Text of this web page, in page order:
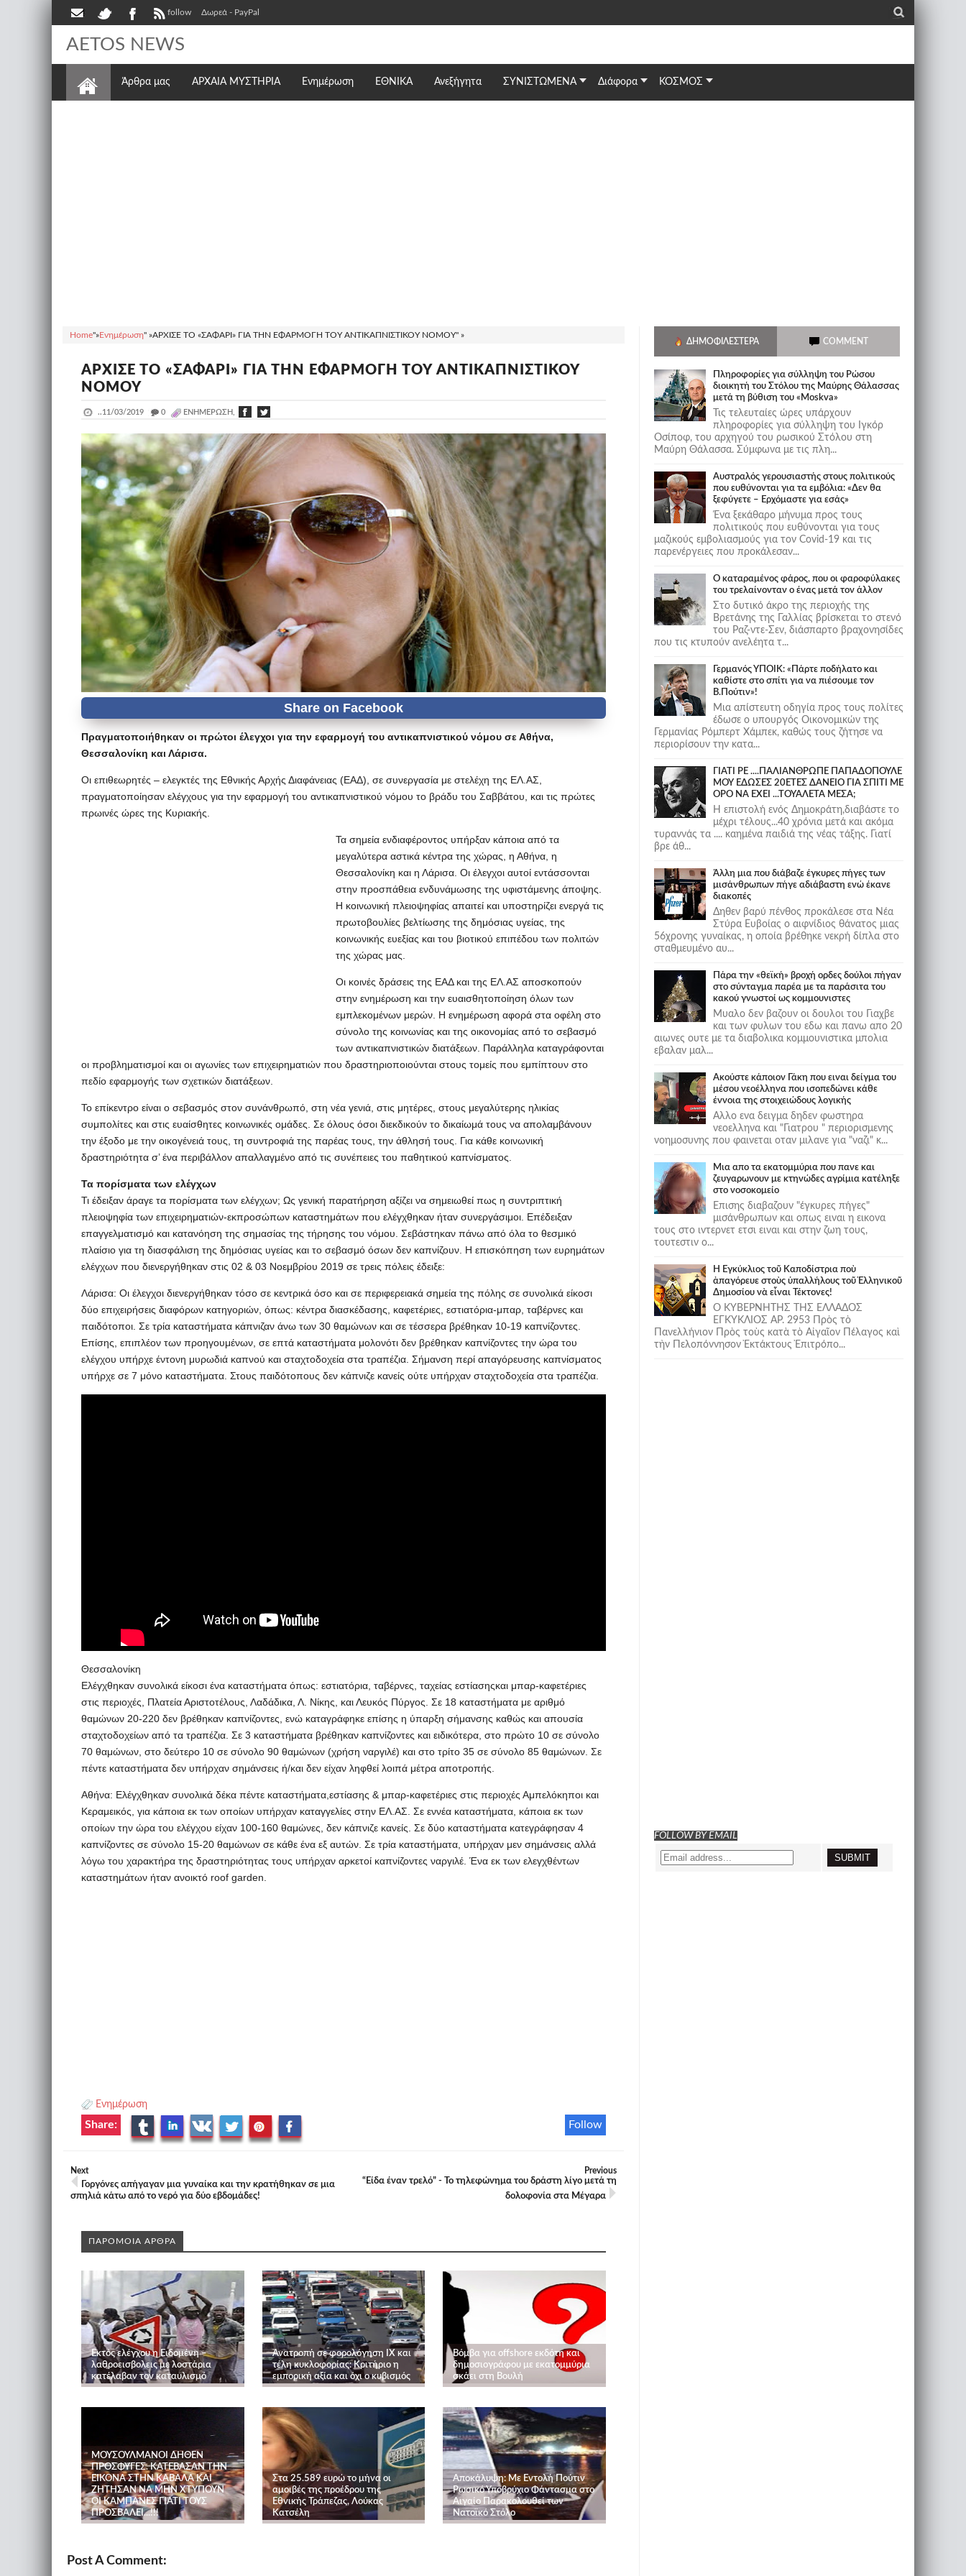
follow Δωρεά - PayPal _
AETOS NEWS
Άρθρα μας ΑΡΧΑΙΑ ΜΥΣΤΗΡΙΑ Ενημέρωση ΕΘΝΙΚΆ Ανεξήγητα ΣΥΝΙΣΤΩΜΕΝΑ Διάφορα ΚΟΣΜΟΣ
Home"»Ενημέρωση" »ΑΡΧΙΣΕ ΤΟ «ΣΑΦΑΡΙ» ΓΙΑ ΤΗΝ ΕΦΑΡΜΟΓΗ ΤΟΥ ΑΝΤΙΚΑΠΝΙΣΤΙΚΟΥ ΝΟΜΟΥ" »
ΑΡΧΙΣΕ ΤΟ «ΣΑΦΑΡΙ» ΓΙΑ ΤΗΝ ΕΦΑΡΜΟΓΗ ΤΟΥ ΑΝΤΙΚΑΠΝΙΣΤΙΚΟΥ
ΝΟΜΟΥ
..11/03/2019 _ 0 ΕΝΗΜΈΡΩΣΗ,
Πραγματοποιήθηκαν οι πρώτοι έλεγχοι για την εφαρμογή του αντικαπνιστικού νόμου σε Αθήνα,
Θεσσαλονίκη και Λάρισα.
Οι επιθεωρητές – ελεγκτές της Εθνικής Αρχής Διαφάνειας (ΕΑΔ), σε συνεργασία με στελέχη της ΕΛ.ΑΣ,
πραγματοποίησαν ελέγχους για την εφαρμογή του αντικαπνιστικού νόμου το βράδυ του Σαββάτου, και τις πρώτες
πρωινές ώρες της Κυριακής.
Τα σημεία ενδιαφέροντος υπήρξαν κάποια από τα
μεγαλύτερα αστικά κέντρα της χώρας, η Αθήνα, η
Θεσσαλονίκη και η Λάρισα. Οι έλεγχοι αυτοί εντάσσονται
στην προσπάθεια ενδυνάμωσης της υφιστάμενης άποψης.
Η κοινωνική πλειοψηφίας απαιτεί και υποστηρίζει ενεργά τις
πρωτοβουλίες βελτίωσης της δημόσιας υγείας, της
κοινωνικής ευεξίας και του βιοτικού επιπέδου των πολιτών
της χώρας μας.
Οι κοινές δράσεις της ΕΑΔ και της ΕΛ.ΑΣ αποσκοπούν
στην ενημέρωση και την ευαισθητοποίηση όλων των
εμπλεκομένων μερών. Η ενημέρωση αφορά στα οφέλη στο
σύνολο της κοινωνίας και της οικονομίας από το σεβασμό
των αντικαπνιστικών διατάξεων. Παράλληλα καταγράφονται
οι προβληματισμοί και οι αγωνίες των επιχειρηματιών που δραστηριοποιούνται στους τομείς που εμπίπτουν στο
πεδίο εφαρμογής των σχετικών διατάξεων.
Το επίκεντρο είναι ο σεβασμός στον συνάνθρωπό, στη νέα γενιά, στις μητέρες, στους μεγαλύτερης ηλικίας
συμπολίτες και στις ευαίσθητες κοινωνικές ομάδες. Σε όλους όσοι διεκδικούν το δικαίωμά τους να απολαμβάνουν
την έξοδο με την οικογένειά τους, τη συντροφιά της παρέας τους, την άθλησή τους. Για κάθε κοινωνική
δραστηριότητα σ’ ένα περιβάλλον απαλλαγμένο από τις συνέπειες του παθητικού καπνίσματος.
Τα πορίσματα των ελέγχων
Τι έδειξαν άραγε τα πορίσματα των ελέγχων; Ως γενική παρατήρηση αξίζει να σημειωθεί πως η συντριπτική
πλειοψηφία των επιχειρηματιών-εκπροσώπων καταστημάτων που ελέγχθηκαν ήταν συνεργάσιμοι. Επέδειξαν
επαγγελματισμό και κατανόηση της σημασίας της τήρησης του νόμου. Σεβάστηκαν πάνω από όλα το θεσμικό
πλαίσιο για τη διασφάλιση της δημόσιας υγείας και το σεβασμό όσων δεν καπνίζουν. Η επισκόπηση των ευρημάτων
ελέγχων που διενεργήθηκαν στις 02 & 03 Νοεμβρίου 2019 σε τρεις πόλεις έδειξε:
Λάρισα: Οι έλεγχοι διενεργήθηκαν τόσο σε κεντρικά όσο και σε περιφερειακά σημεία της πόλης σε συνολικά είκοσι
δύο επιχειρήσεις διαφόρων κατηγοριών, όπως: κέντρα διασκέδασης, καφετέριες, εστιατόρια-μπαρ, ταβέρνες και
παιδότοποι. Σε τρία καταστήματα κάπνιζαν άνω των 30 θαμώνων και σε τέσσερα βρέθηκαν 10-19 καπνίζοντες.
Επίσης, επιπλέον των προηγουμένων, σε επτά καταστήματα μολονότι δεν βρέθηκαν καπνίζοντες την ώρα του
ελέγχου υπήρχε έντονη μυρωδιά καπνού και σταχτοδοχεία στα τραπέζια. Σήμανση περί απαγόρευσης καπνίσματος
υπήρχε σε 7 μόνο καταστήματα. Στους παιδότοπους δεν κάπνιζε κανείς ούτε υπήρχαν σταχτοδοχεία στα τραπέζια.
Θεσσαλονίκη
Ελέγχθηκαν συνολικά είκοσι ένα καταστήματα όπως: εστιατόρια, ταβέρνες, ταχείας εστίασηςκαι μπαρ-καφετέριες
στις περιοχές, Πλατεία Αριστοτέλους, Λαδάδικα, Λ. Νίκης, και Λευκός Πύργος. Σε 18 καταστήματα με αριθμό
θαμώνων 20-220 δεν βρέθηκαν καπνίζοντες, ενώ καταγράφηκε επίσης η ύπαρξη σήμανσης καθώς και απουσία
σταχτοδοχείων από τα τραπέζια. Σε 3 καταστήματα βρέθηκαν καπνίζοντες και ειδικότερα, στο πρώτο 10 σε σύνολο
70 θαμώνων, στο δεύτερο 10 σε σύνολο 90 θαμώνων (χρήση ναργιλέ) και στο τρίτο 35 σε σύνολο 85 θαμώνων. Σε
πέντε καταστήματα δεν υπήρχαν σημάνσεις ή/και δεν είχαν ληφθεί λοιπά μέτρα αποτροπής.
Αθήνα: Ελέγχθηκαν συνολικά δέκα πέντε καταστήματα,εστίασης & μπαρ-καφετέριες στις περιοχές Αμπελόκηποι και
Κεραμεικός, για κάποια εκ των οποίων υπήρχαν καταγγελίες στην ΕΛ.ΑΣ. Σε εννέα καταστήματα, κάποια εκ των
οποίων την ώρα του ελέγχου είχαν 100-160 θαμώνες, δεν κάπνιζε κανείς. Σε δύο καταστήματα κατεγράφησαν 4
καπνίζοντες σε σύνολο 15-20 θαμώνων σε κάθε ένα εξ αυτών. Σε τρία καταστήματα, υπήρχαν μεν σημάνσεις αλλά
λόγω του χαρακτήρα της δραστηριότητας τους υπήρχαν αρκετοί καπνίζοντες ναργιλέ. Ένα εκ των ελεγχθέντων
καταστημάτων ήταν ανοικτό roof garden.
Ενημέρωση
Follow
Share:
Next
Γοργόνες απήγαγαν μια γυναίκα και την κρατήθηκαν σε μια
σπηλιά κάτω από το νερό για δύο εβδομάδες!
Previous
“Είδα έναν τρελό” - Το τηλεφώνημα του δράστη λίγο μετά τη
δολοφονία στα Μέγαρα
ΠΑΡΟΜΟΙΑ ΑΡΘΡΑ
Εκτός ελέγχου η Ειδομένη –
λαθροεισβολεις με λοστάρια
κατέλαβαν τον καταυλισμό
Ανατροπή σε φορολόγηση ΙΧ και
τέλη κυκλοφορίας: Κριτήριο η
εμπορική αξία και όχι ο κυβισμός
Βόμβα για offshore εκδότη και
δημοσιογράφου με εκατομμύρια
σκάει στη Βουλή
ΜΟΥΣΟΥΛΜΑΝΟΙ ΔΗΘΕΝ
ΠΡΟΣΦΥΓΕΣ. ΚΑΤΕΒΑΣΑΝ ΤΗΝ
ΕΙΚΟΝΑ ΣΤΗΝ ΚΑΒΑΛΑ ΚΑΙ
ΖΗΤΗΣΑΝ ΝΑ ΜΗΝ ΧΤΥΠΟΥΝ
ΟΙ ΚΑΜΠΑΝΕΣ ΓΙΑΤΙ ΤΟΥΣ
ΠΡΟΣΒΑΛΕΙ...!!!
Στα 25.589 ευρώ το μήνα οι
αμοιβές της προέδρου της
Εθνικής Τράπεζας, Λούκας
Κατσέλη
Αποκάλυψη: Με Εντολή Πούτιν
Ρωσικό Υποβρύχιο Φάντασμα στο
Αιγαίο Παρακολουθεί των
Νατοϊκό Στόλο
Post A Comment:
ΔΗΜΟΦΙΛΈΣΤΕΡΑ COMMENT
Πληροφορίες για σύλληψη του Ρώσου
διοικητή του Στόλου της Mαύρης Θάλασσας
μετά τη βύθιση του «Moskva»
Τις τελευταίες ώρες υπάρχουν
πληροφορίες για σύλληψη του Ιγκόρ
Οσίποφ, του αρχηγού του ρωσικού Στόλου στη
Μαύρη Θάλασσα. Σύμφωνα με τις πλη...
Αυστραλός γερουσιαστής στους πολιτικούς
που ευθύνονται για τα εμβόλια: «Δεν θα
ξεφύγετε – Ερχόμαστε για εσάς»
Ένα ξεκάθαρο μήνυμα προς τους
πολιτικούς που ευθύνονται για τους
μαζικούς εμβολιασμούς για τον Covid-19 και τις
παρενέργειες που προκάλεσαν...
Ο καταραμένος φάρος, που οι φαροφύλακες
του τρελαίνονταν ο ένας μετά τον άλλον
Στο δυτικό άκρο της περιοχής της
Βρετάνης της Γαλλίας βρίσκεται το στενό
του Ραζ-ντε-Σεν, διάσπαρτο βραχονησίδες
που τις κτυπούν ανελέητα τ...
Γερμανός ΥΠΟΙΚ: «Πάρτε ποδήλατο και
καθίστε στο σπίτι για να πιέσουμε τον
Β.Πούτιν»!
Μια απίστευτη οδηγία προς τους πολίτες
έδωσε ο υπουργός Οικονομικών της
Γερμανίας Ρόμπερτ Χάμπεκ, καθώς τους ζήτησε να
περιορίσουν την κατα...
ΓΙΑΤΙ ΡΕ ....ΠΑΛΙΑΝΘΡΩΠΕ ΠΑΠΑΔΟΠΟΥΛΕ
ΜΟΥ ΕΔΩΣΕΣ 20ΕΤΕΣ ΔΑΝΕΙΟ ΓΙΑ ΣΠΙΤΙ ΜΕ
ΟΡΟ ΝΑ ΕΧΕΙ ...ΤΟΥΑΛΕΤΑ ΜΕΣΑ;
Η επιστολή ενός Δημοκράτη,διαβάστε το
μέχρι τέλους...40 χρόνια μετά και ακόμα
τυραννάς τα .... καημένα παιδιά της νέας τάξης. Γιατί
βρε άθ...
Άλλη μια που διάβαζε έγκυρες πήγες των
μισάνθρωπων πήγε αδιάβαστη ενώ έκανε
διακοπές
Δηθεν βαρύ πένθος προκάλεσε στα Νέα
Στύρα Ευβοίας ο αιφνίδιος θάνατος μιας
56χρονης γυναίκας, η οποία βρέθηκε νεκρή δίπλα στο
σταθμευμένο αυ...
Πάρα την «θεϊκή» βροχή ορδες δούλοι πήγαν
στο σύνταγμα παρέα με τα παράσιτα του
κακού γνωστοί ως κομμουνιστες
Μυαλο δεν βαζουν οι δουλοι του Γιαχβε
και των φυλων του εδω και πανω απο 20
αιωνες ουτε με τα διαβολικα κομμουνιστικα μπολια
εβαλαν μαλ...
Ακούστε κάποιον Γάκη που ειναι δείγμα του
μέσου νεοέλληνα που ισοπεδώνει κάθε
έννοια της στοιχειώδους λογικής
Αλλο ενα δειγμα δηδεν φωστηρα
νεοελληνα και "Γιατρου " περιορισμενης
νοημοσυνης που φαινεται οταν μιλανε για "ναζι" κ...
Μια απο τα εκατομμύρια που πανε και
ζευγαρωνουν με κτηνώδες αγρίμια κατέληξε
στο νοσοκομείο
Επισης διαβαζουν "έγκυρες πήγες"
μισάνθρωπων και οπως ειναι η εικονα
τους στο ιντερνετ ετσι ειναι και στην ζωη τους,
τουτεστιν ο...
Ἡ Ἐγκύκλιος τοῦ Καποδίστρια ποὺ
ἀπαγόρευε στοὺς ὑπαλλήλους τοῦ Ἑλληνικοῦ
Δημοσίου νὰ εἶναι Τέκτονες!
Ο ΚΥΒΕΡΝΗΤΗΣ ΤΗΣ ΕΛΛΑΔΟΣ
ΕΓΚΥΚΛΙΟΣ ΑΡ. 2953 Πρὸς τὸ
Πανελλήνιον Πρὸς τοὺς κατὰ τὸ Αἰγαῖον Πέλαγος καὶ
τὴν Πελοπόννησον Ἐκτάκτους Ἐπιτρόπο...
FOLLOW BY EMAIL